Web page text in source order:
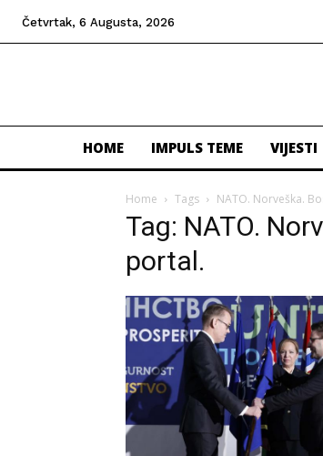
Četvrtak, 6 Augusta, 2026
HOME IMPULS TEME VIJESTI
Home Tags NATO. Norveška.
Tag: NATO.
portal.